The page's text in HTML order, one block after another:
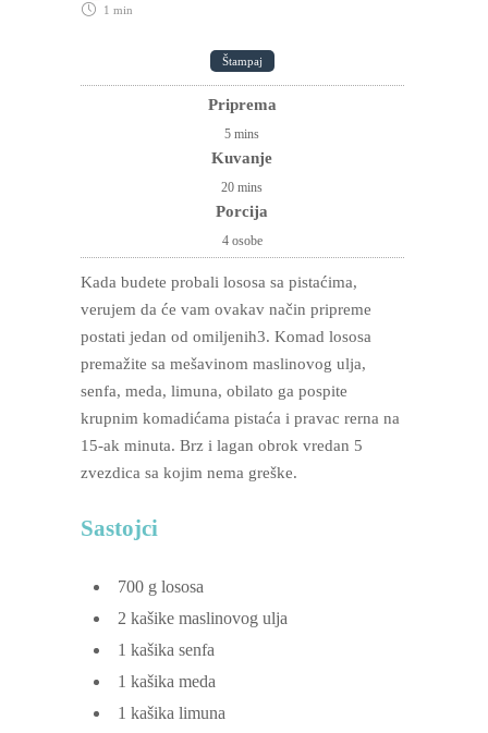
1 min
Štampaj
Priprema
5 mins
Kuvanje
20 mins
Porcija
4 osobe
Kada budete probali lososa sa pistaćima,
verujem da će vam ovakav način pripreme
postati jedan od omiljenih3. Komad lososa
premažite sa mešavinom maslinovog ulja,
senfa, meda, limuna, obilato ga pospite
krupnim komadićama pistaća i pravac rerna na
15-ak minuta. Brz i lagan obrok vredan 5
zvezdica sa kojim nema greške.
Sastojci
700 g lososa
2 kašike maslinovog ulja
1 kašika senfa
1 kašika meda
1 kašika limuna